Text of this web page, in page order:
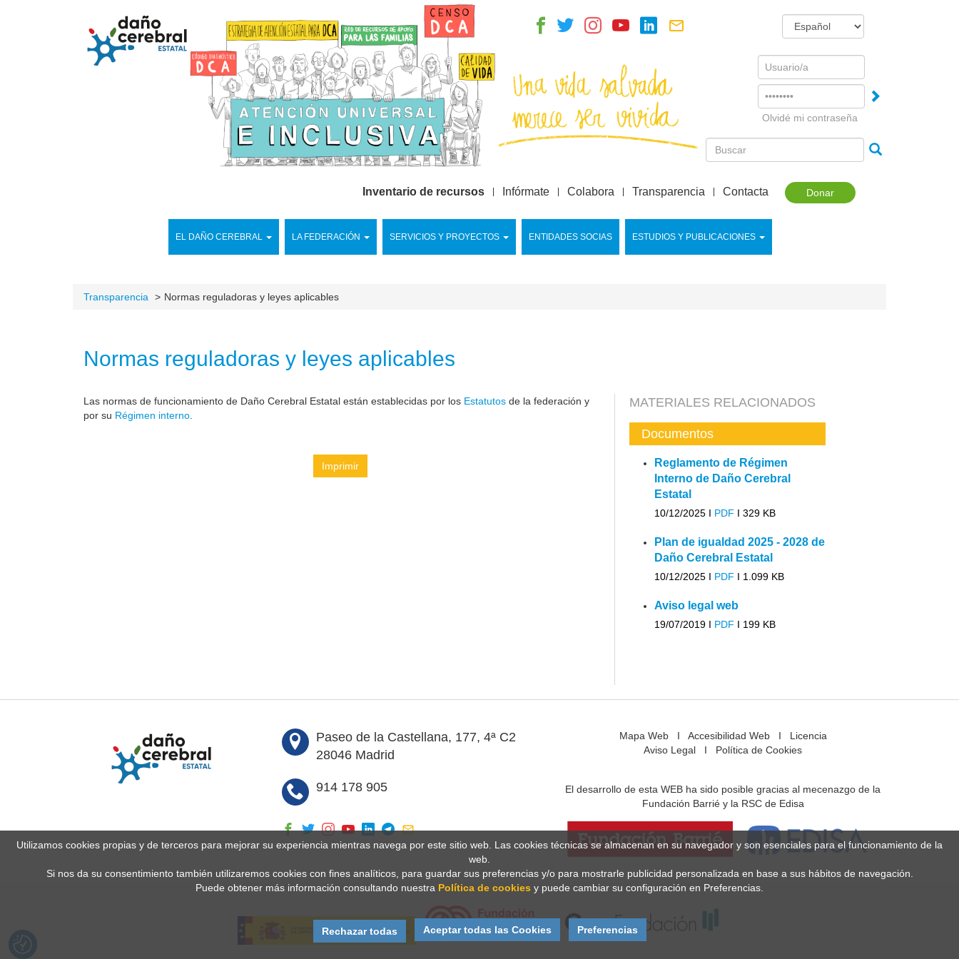
Username
Olvidé mi contraseña
Donar
EL DAÑO CEREBRAL LA FEDERACIÓN SERVICIOS Y PROYECTOS ENTIDADES SOCIAS ESTUDIOS Y PUBLICACIONES
Inventario de recursos Infórmate Colabora Transparencia Contacta
Transparencia Normas reguladoras y leyes aplicables
Normas reguladoras y leyes aplicables
Las normas de funcionamiento de Daño Cerebral Estatal están establecidas por los Estatutos de la federación y
por su Régimen interno
Imprimir
MATERIALES RELACIONADOS
Documentos
Reglamento de Régimen
Interno de Daño Cerebral
Estatal
10/12/2025 I PDF I 329 KB
Plan de igualdad 2025 - 2028 de
Daño Cerebral Estatal
10/12/2025 I PDF I 1.099 KB
Aviso legal web
19/07/2019 I PDF I 199 KB
Paseo de la Castellana, 177, 4ª C2
28046 Madrid
914 178 905
Mapa WebI Accesibilidad WebI Licencia
Aviso Legal I Política de Cookies
El desarrollo de esta WEB ha sido posible gracias al mecenazgo de la
Fundación Barrié y la RSC de Edisa
Utilizamos cookies propias y de terceros para mejorar su experiencia mientras navega por este sitio web. Las cookies técnicas se almacenan en su navegador y son esenciales para el funcionamiento de la
web.
Si nos da su consentimiento también utilizaremos cookies con fines analíticos, para guardar sus preferencias y/o para mostrarle publicidad personalizada en base a sus hábitos de navegación.
Puede obtener más información consultando nuestra Política de cookies y puede cambiar su configuración en Preferencias.
Rechazar todas Aceptar todas las Cookies Preferencias